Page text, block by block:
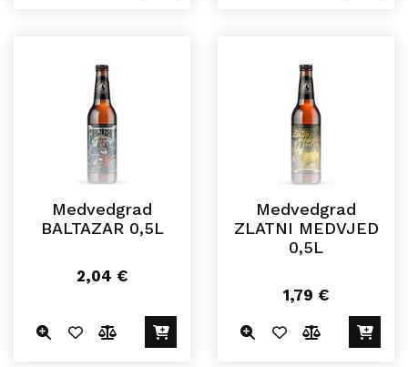
Medvedgrad
BALTAZAR 0,5L
2,04 €
Medvedgrad
ZLATNI MEDVJED
0,5L
1,79 €